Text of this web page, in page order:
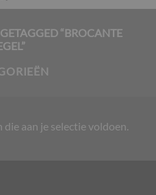
“BROCANTE
aan je selectie voldoen.